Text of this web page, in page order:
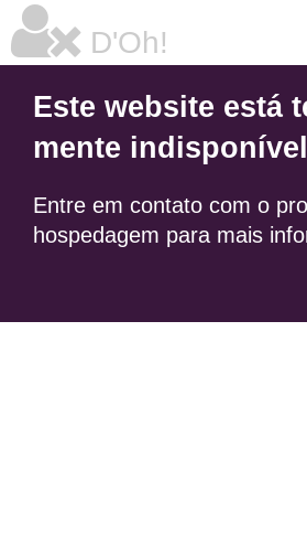
D'Oh!
Este website está
mente
Entre em contato com o
hospedagem para mais